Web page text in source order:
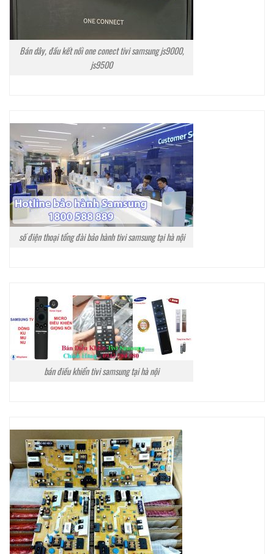
Bán dây, đầu kết nối one conect tivi samsung js9000,
js9500
số điện thoại tổng đài bảo hành tivi samsung tại hà nội
bán điều khiển tivi samsung tại hà nội